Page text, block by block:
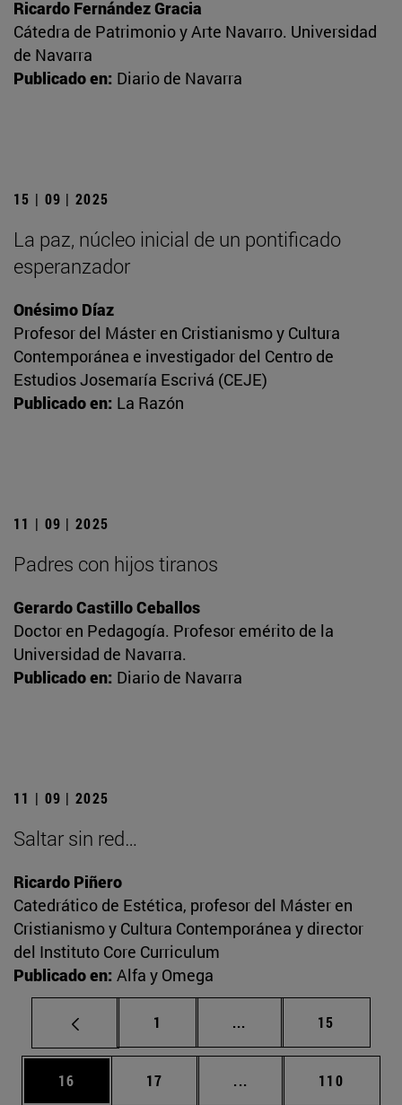
Ricardo Fernández Gracia
Cátedra de Patrimonio y Arte Navarro. Universidad
de Navarra
Publicado en: Diario de Navarra
15 | 09 | 2025
La paz, núcleo inicial de un pontificado
esperanzador
Onésimo Díaz
Profesor del Máster en Cristianismo y Cultura
Contemporánea e investigador del Centro de
Estudios Josemaría Escrivá (CEJE)
Publicado en: La Razón
11 | 09 | 2025
Padres con hijos tiranos
Gerardo Castillo Ceballos
Doctor en Pedagogía. Profesor emérito de la
Universidad de Navarra.
Publicado en: Diario de Navarra
11 | 09 | 2025
Saltar sin red…
Ricardo Piñero
Catedrático de Estética, profesor del Máster en
Cristianismo y Cultura Contemporánea y director
del Instituto Core Curriculum
Publicado en: Alfa y Omega
Página
1 ... Páginas intermedias
Página
15
Página
16 Página
17 ... Páginas intermedias
Página
110